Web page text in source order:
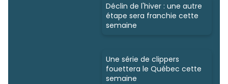
Déclin de l'hiver : une autre
étape sera franchie cette
semaine
Une série de clippers
fouettera le Québec cette
semaine